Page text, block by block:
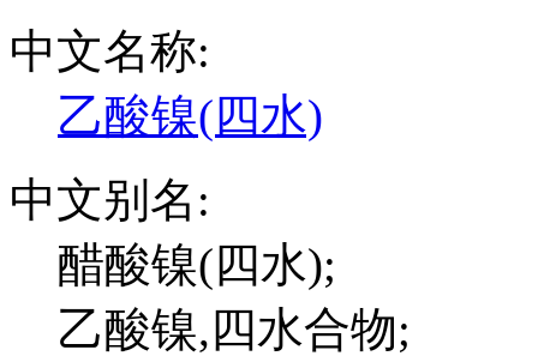
中文名称:
乙酸镍(四水)
中文别名:
醋酸镍(四水);
乙酸镍,四水合物;